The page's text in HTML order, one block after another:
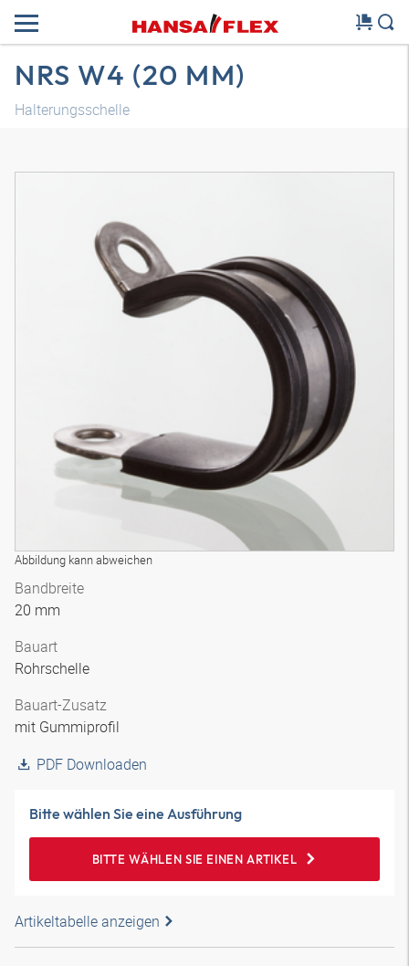
NRS W4 (20 MM)
Halterungsschelle
Abbildung kann abweichen
Bandbreite
20 mm
Bauart
Rohrschelle
Bauart-Zusatz
mit Gummiprofil
PDF Downloaden
Bitte wählen Sie eine Ausführung
BITTE WÄHLEN SIE EINEN ARTIKEL
Artikeltabelle anzeigen